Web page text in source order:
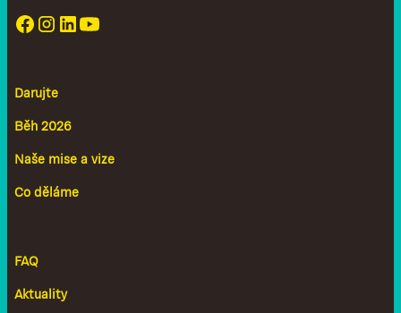
Darujte
Běh 2026
Naše mise a vize
Co děláme
FAQ
Aktuality